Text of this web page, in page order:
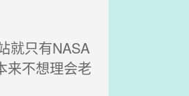
就只有NASA
来不想理会老